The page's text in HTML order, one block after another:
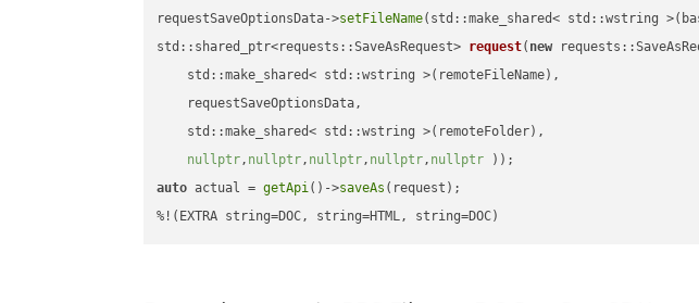
requestSaveOptionsData->setFileName(std::make_shared< std::wstring
std::shared_ptr<requests::SaveAsRequest> request( new
    std::make_shared< std::wstring >(remoteFileName),
    requestSaveOptionsData,
    std::make_shared< std::wstring >(remoteFolder),
nullptr, nullptr, nullptr, nullptr, nullptr ))
auto actual = getApi()->saveAs (request);
%!(EXTRA string=DOC, string=HTML, string=DOC)